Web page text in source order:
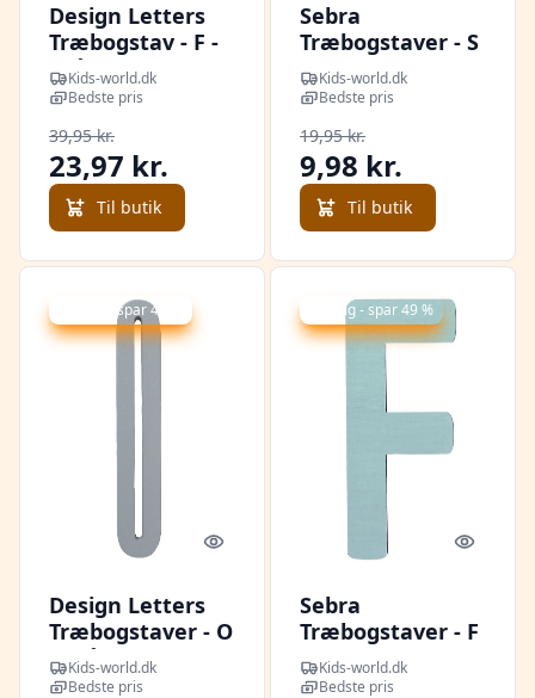
Design Letters
Træbogstav - F -
GråKids-world.dk
Bedste pris
39,95 kr.
23,97 kr.
Til butik
Sebra
Træbogstaver - S
- Watermelon
Pink
Kids-world.dk
Bedste pris
19,95 kr.
9,98 kr.
Til butik
Udsalg - spar 40 %
Quick look
Design Letters
Træbogstaver - O
- Grå
Kids-world.dk
Bedste pris
Udsalg - spar 49 %
Quick
Sebra
Træbogstaver - F
- Pastel Dreng
Kids-world.dk
Bedste pris